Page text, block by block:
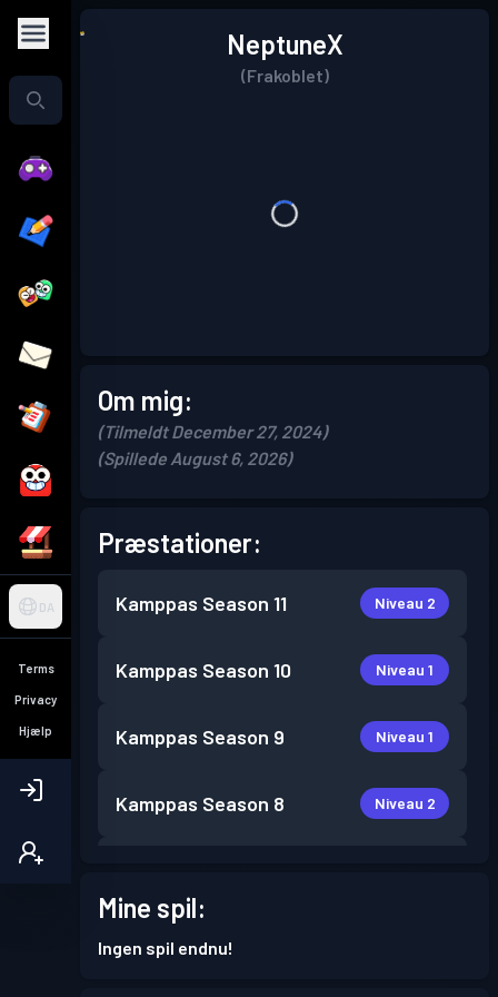
DA
Terms
Privacy
Hjælp
NeptuneX
(Frakoblet)
Om mig:
(Tilmeldt December 27, 2024)
(Spillede August 6, 2026)
Præstationer:
Kamppas Season 11 Niveau 2
Kamppas Season 10 Niveau 1
Kamppas Season 9 Niveau 1
Kamppas Season 8 Niveau 2
Kamppas Season 6
Mine spil:
Ingen spil endnu!